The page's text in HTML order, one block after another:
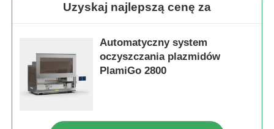
Uzyskaj najlepszą cenę za
Automatyczny system
oczyszczania plazmidów
PlamiGo 2800